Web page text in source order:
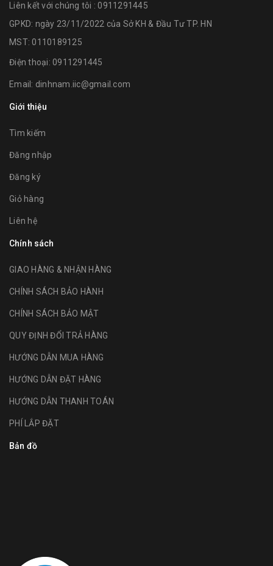
Liên kết với chúng tôi : 0911291445
GPKD: ngày 23/11/2022 của Sở KH & Đầu Tư TP. HN
MST: 0110189125
Điện thoại: 0911291445
Email: dinhnam.iic@gmail.com
Giới thiệu
Tìm kiếm
Đăng nhập
Đăng ký
Giỏ hàng
Liên hệ
Chính sách
GIAO HÀNG & NHẬN HÀNG
CHÍNH SÁCH BẢO HÀNH
CHÍNH SÁCH BẢO MẬT
QUY ĐỊNH ĐỔI TRẢ HÀNG
HƯỚNG DẪN MUA HÀNG
HƯỚNG DẪN ĐẶT HÀNG
HƯỚNG DẪN THANH TOÁN
PHÍ LẮP ĐẶT
Bản đồ